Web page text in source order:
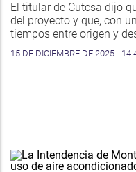
El titular de Cutcsa dijo
del proyecto y que, con
tiempos entre origen y
15 DE DICIEMBRE DE 2025 -